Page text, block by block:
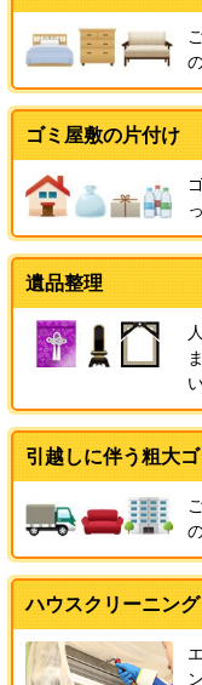
ゴミ屋敷の片付け
遺品整理
引越しに伴う粗大
ハウスクリーニング